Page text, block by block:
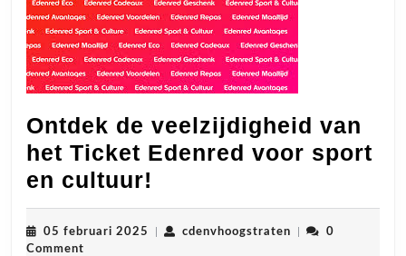
Ontdek de veelzijdigheid van
het Ticket Edenred voor sport
en cultuur!
de
veelzijdigheid
05 februari 2025 05
cdenvhoogstratencdenvhoogstraten
0
Comment